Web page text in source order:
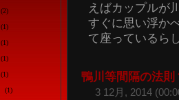
えばカップルが
すぐに思い浮か
て座っているら
鴨川等間隔の法則
3 12月, 2014
(2)
(1)
(1)
(1)
(1)
(1)